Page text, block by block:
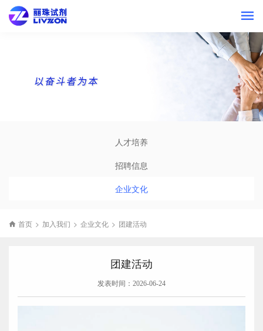
人才培养
招聘信息
企业文化
首页 > 加入我们 > 企业文化 > 团建活动
团建活动
发表时间：2026-06-24